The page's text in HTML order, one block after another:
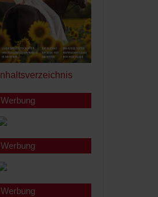
Inhaltsverzeichnis
Werbung
Werbung
Werbung